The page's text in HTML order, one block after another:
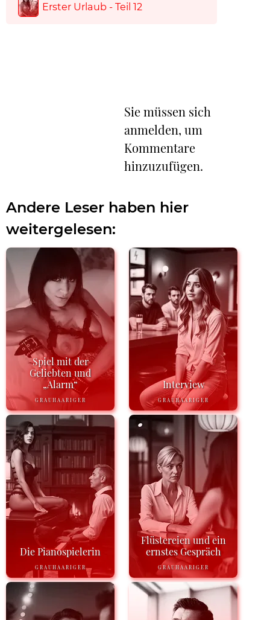
Erster Urlaub - Teil 12
Sie müssen sich
anmelden, um
Kommentare
hinzuzufügen.
Andere Leser haben hier
weitergelesen:
Spiel mit der
Geliebten und
„Alarm“
GRAUHAARIGER
Interview
GRAUHAARIGER
Die Pianospielerin
GRAUHAARIGER
Flüstereien und ein
ernstes Gespräch
GRAUHAARIGER